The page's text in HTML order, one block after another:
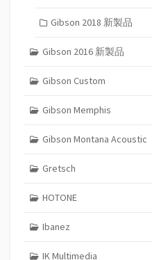
Gibson 2018 新製品
Gibson 2016 新製品
Gibson Custom
Gibson Memphis
Gibson Montana Acoustic
Gretsch
HOTONE
Ibanez
IK Multimedia